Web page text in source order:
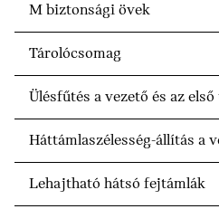
M biztonsági övek
Tárolócsomag
Ülésfűtés a vezető és az
Háttámlaszélesség-állítás a
Lehajtható hátsó fejtámlák